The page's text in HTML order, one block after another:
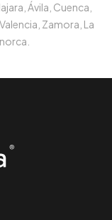
Ávila, Cuenca,
Zamora, La